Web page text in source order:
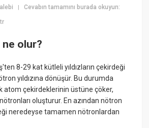
|Cevabın tamamını burada okuyun:
ne olur?
8-29 kat kütleli yıldızların çekirdeği
yıldızına dönüşür. Bu durumda
atom çekirdeklerinin üstüne çöker,
oluşturur. En azından nötron
neredeyse tamamen nötronlardan